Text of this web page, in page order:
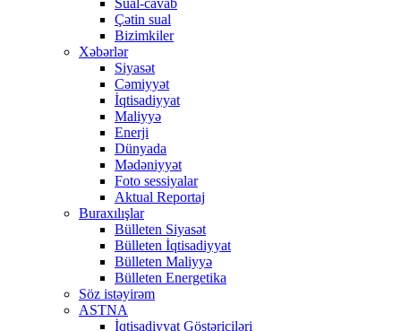
Sual-cavab
Çətin sual
Bizimkiler
Xəbərlər
Siyasət
Cəmiyyət
İqtisadiyyat
Maliyyə
Enerji
Dünyada
Mədəniyyət
Foto sessiyalar
Aktual Reportaj
Buraxılışlar
Bülleten Siyasət
Bülleten İqtisadiyyat
Bülleten Maliyyə
Bülleten Energetika
Söz istəyirəm
ASTNA
İqtisadiyyat Göstəriciləri